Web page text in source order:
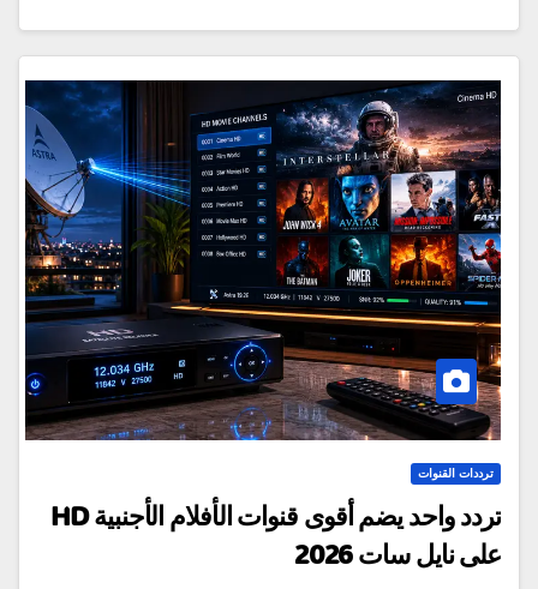
ترددات القنوات
تردد واحد يضم أقوى قنوات الأفلام الأجنبية HD
على نايل سات 2026